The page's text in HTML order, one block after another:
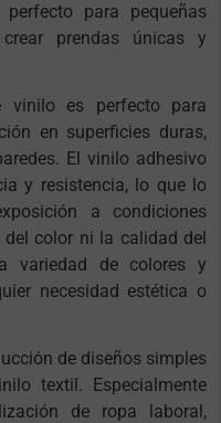
para pequeñas
prendas únicas y
vinilo es perfecto para
en superficies duras,
El vinilo adhesivo
y resistencia, lo que lo
a condiciones
color ni la calidad del
variedad de colores y
necesidad estética o
de diseños simples
textil. Especialmente
de ropa laboral,